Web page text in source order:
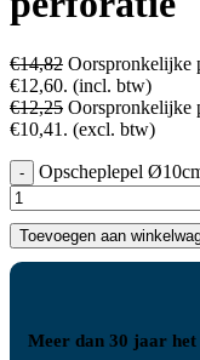
€14,82 Oorspronkelijke
€12,60. (incl. btw)
€12,25 Oorspronkelijke
€10,41. (excl. btw)
Opscheplepel
Toevoegen aan
Meer dan 30 jaar